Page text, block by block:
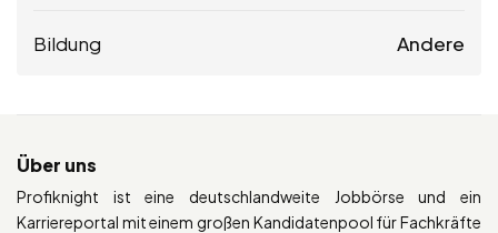
Bildung Andere
Über uns
Profiknight ist eine deutschlandweite Jobbörse und ein
Karriereportal mit einem großen Kandidatenpool für Fachkräfte